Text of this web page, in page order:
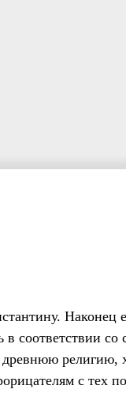
Наконец
соответствии со
религию,
с тех